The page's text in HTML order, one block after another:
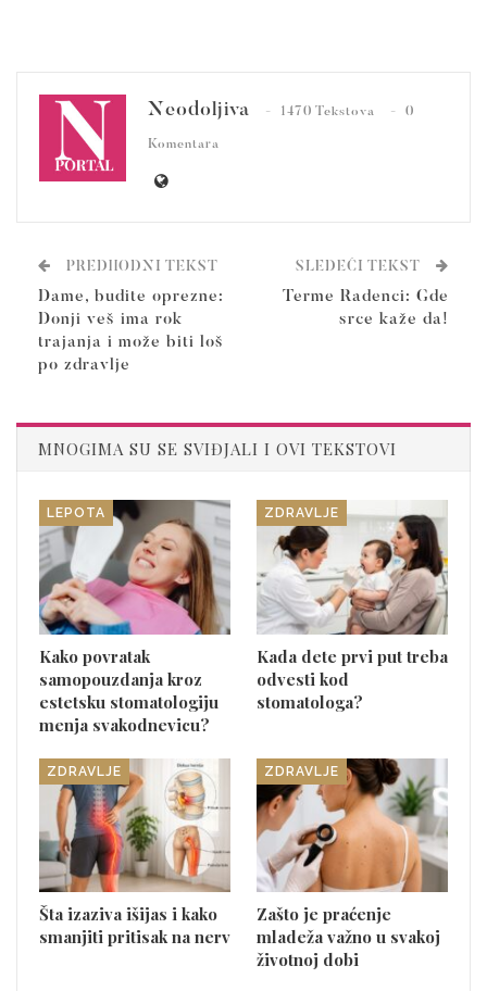
Neodoljiva 1470 Tekstova 0
Komentara
PREDHODNI TEKST
Dame, budite oprezne:
Donji veš ima rok
trajanja i može biti loš
po zdravlje
SLEDEĆI TEKST
Terme Radenci: Gde
srce kaže da!
MNOGIMA SU SE SVIĐJALI I OVI TEKSTOVI
LEPOTA
Kako povratak
samopouzdanja kroz
estetsku stomatologiju
menja svakodnevicu?
ZDRAVLJE
Kada dete prvi put treba
odvesti kod
stomatologa?
ZDRAVLJE
Šta izaziva išijas i kako
smanjiti pritisak na nerv
ZDRAVLJE
Zašto je praćenje
mladeža važno u svakoj
životnoj dobi